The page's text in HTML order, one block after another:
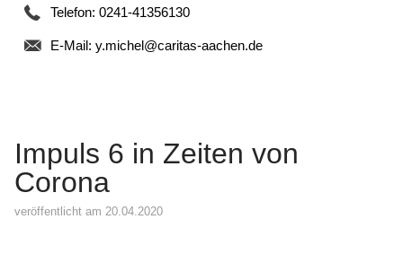
Impuls 6 in Zeiten von
Corona
veröffentlicht am 20.04.2020
Telefon: 0241-41356130
E-Mail: y.michel@caritas-aachen.de